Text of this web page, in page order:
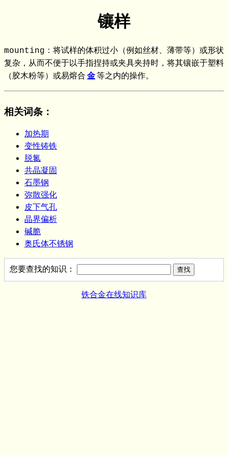
镶样
mounting：将试样的体积过小（例如丝材、薄带等）或形状
复杂，从而不便于以手指捏持或夹具夹持时，将其镶嵌于塑料
（胶木粉等）或易熔合 金等之内的操作。
相关词条 ：
加热期
变性铸铁
脱氮
共晶凝固
石墨钢
弥散强化
皮下气孔
晶界偏析
碱脆
奥氏体不锈钢
您要查找的知识：
铁合金在线知识库